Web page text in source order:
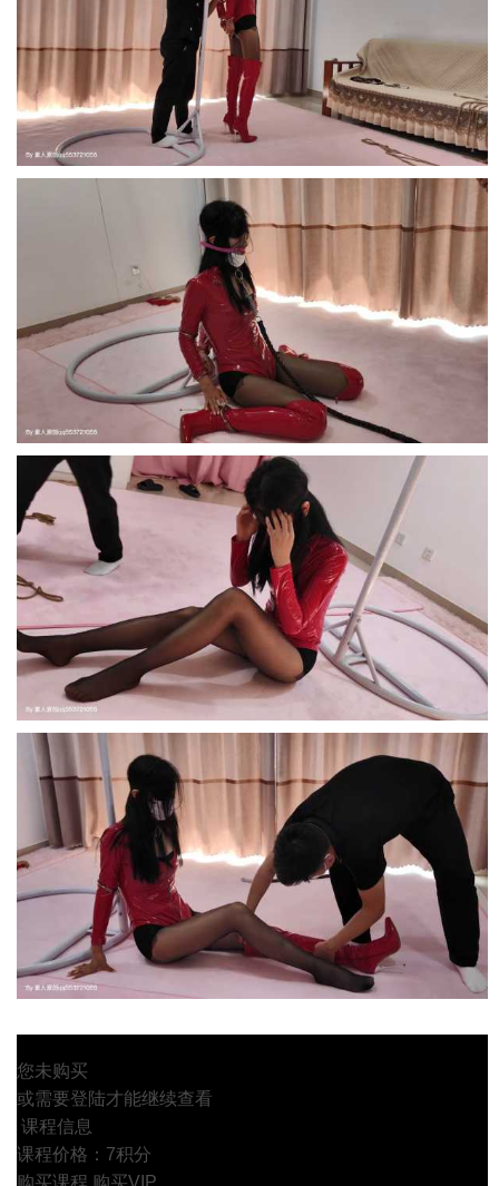
您未购买
或需要登陆才能继续查看
课程信息
课程价格：7积分
购买课程 购买VIP